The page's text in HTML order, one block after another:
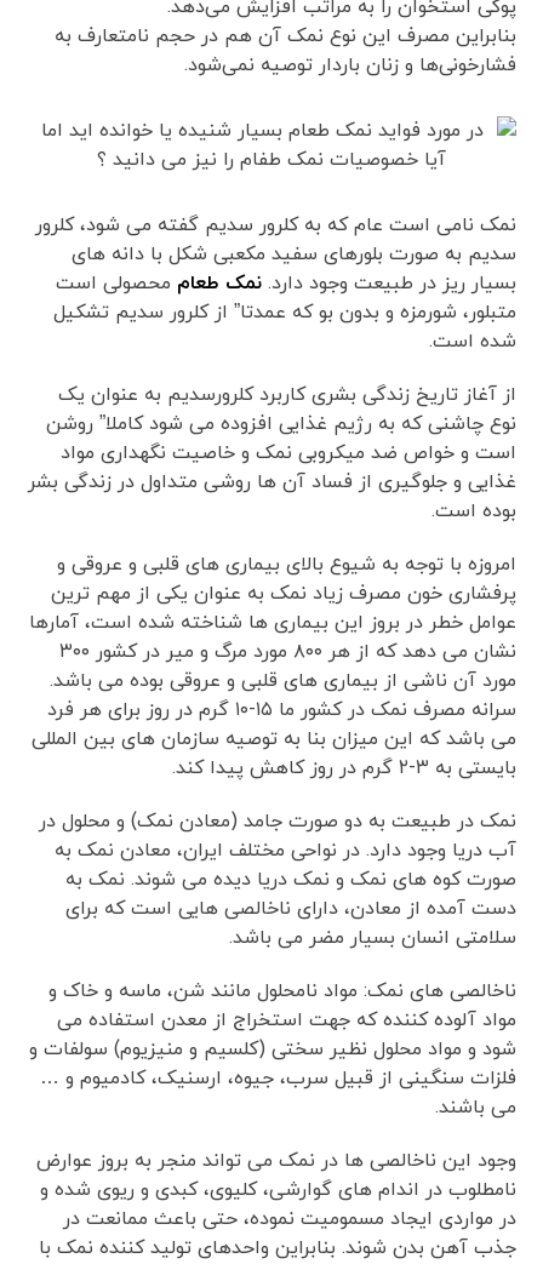
پوکی استخوان را به مراتب افزایش می‌دهد.
بنابراین مصرف این نوع نمک آن هم در حجم نامتعارف به
فشارخونی‌ها و زنان باردار توصیه نمی‌شود.
نمک نامی است عام که به کلرور سدیم گفته می شود، کلرور
سدیم به صورت بلورهای سفید مکعبی شکل با دانه های
بسیار ریز در طبیعت وجود دارد. نمک طعام محصولی است
متبلور، شورمزه و بدون بو که عمدتا” از کلرور سدیم تشکیل
شده است.
از آغاز تاریخ زندگی بشری کاربرد کلرورسدیم به عنوان یک
نوع چاشنی که به رژیم غذایی افزوده می شود کاملا” روشن
است و خواص ضد میکروبی نمک و خاصیت نگهداری مواد
غذایی و جلوگیری از فساد آن ها روشی متداول در زندگی بشر
بوده است.
امروزه با توجه به شیوع بالای بیماری های قلبی و عروقی و
پرفشاری خون مصرف زیاد نمک به عنوان یکی از مهم ترین
عوامل خطر در بروز این بیماری ها شناخته شده است، آمارها
نشان می دهد که از هر ۸۰۰ مورد مرگ و میر در کشور ۳۰۰
مورد آن ناشی از بیماری های قلبی و عروقی بوده می باشد.
سرانه مصرف نمک در کشور ما ۱۵-۱۰ گرم در روز برای هر فرد
می باشد که این میزان بنا به توصیه سازمان های بین المللی
بایستی به ۳-۲ گرم در روز کاهش پیدا کند.
نمک در طبیعت به دو صورت جامد (معادن نمک) و محلول در
آب دریا وجود دارد. در نواحی مختلف ایران، معادن نمک به
صورت کوه های نمک و نمک دریا دیده می شوند. نمک به
دست آمده از معادن، دارای ناخالصی هایی است که برای
سلامتی انسان بسیار مضر می باشد.
ناخالصی های نمک: مواد نامحلول مانند شن، ماسه و خاک و
مواد آلوده کننده که جهت استخراج از معدن استفاده می
شود و مواد محلول نظیر سختی (کلسیم و منیزیوم) سولفات و
فلزات سنگینی از قبیل سرب، جیوه، ارسنیک، کادمیوم و …
می باشند.
وجود این ناخالصی ها در نمک می تواند منجر به بروز عوارض
نامطلوب در اندام های گوارشی، کلیوی، کبدی و ریوی شده و
در مواردی ایجاد مسمومیت نموده، حتی باعث ممانعت در
جذب آهن بدن شوند. بنابراین واحدهای تولید کننده نمک با